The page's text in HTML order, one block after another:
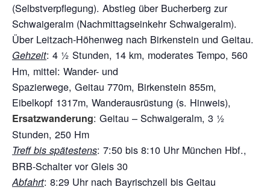
(Selbstverpflegung). Abstieg über Bucherberg zur
Schwaigeralm (Nachmittagseinkehr Schwaigeralm).
Über Leitzach-Höhenweg nach Birkenstein und Geitau.
Gehzeit: 4 ½ Stunden, 14 km, moderates Tempo, 560
Hm, mittel: Wander- und
Spazierwege, Geitau 770m, Birkenstein 855m,
Eibelkopf 1317m, Wanderausrüstung (s. Hinweis),
Ersatzwanderung: Geitau – Schwaigeralm, 3 ½
Stunden, 250 Hm
Treff bis spätestens: 7:50 bis 8:10 Uhr München Hbf.,
BRB-Schalter vor Gleis 30
Abfahrt: 8:29 Uhr nach Bayrischzell bis Geitau